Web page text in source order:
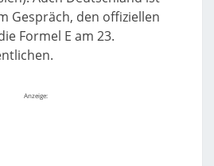
Gespräch, den offiziellen
Formel E am 23.
Anzeige: